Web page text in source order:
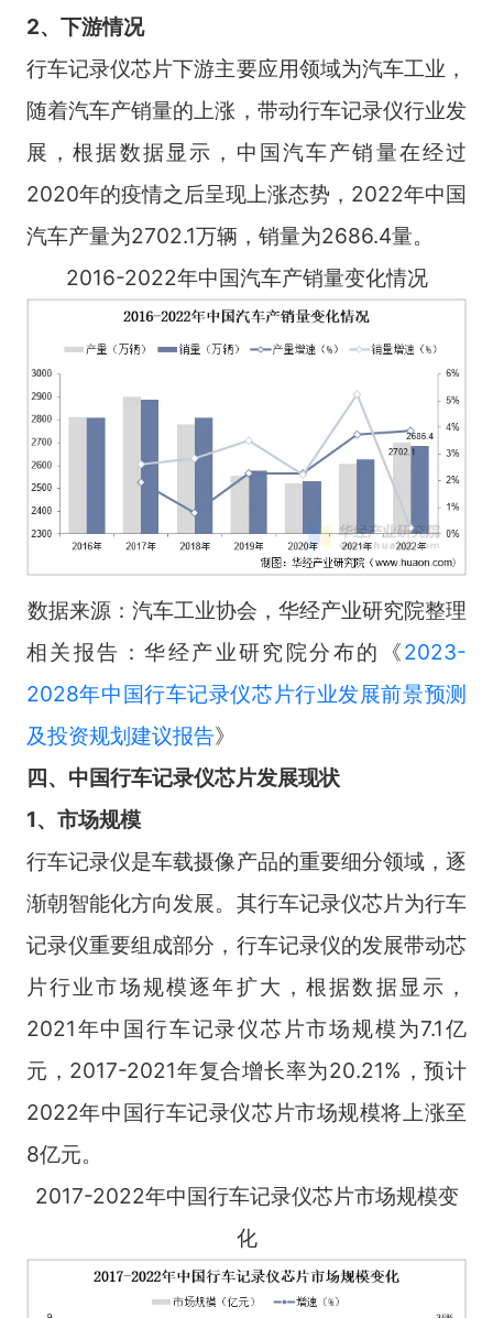
2、下游情况
行车记录仪芯片下游主要应用领域为汽车工业，
随着汽车产销量的上涨，带动行车记录仪行业发
展，根据数据显示，中国汽车产销量在经过
2020年的疫情之后呈现上涨态势，2022年中国
汽车产量为2702.1万辆，销量为2686.4量。
2016-2022年中国汽车产销量变化情况
数据来源：汽车工业协会，华经产业研究院整理
相关报告：华经产业研究院分布的《2023-
2028年中国行车记录仪芯片行业发展前景预测
及投资规划建议报告》
四、中国行车记录仪芯片发展现状
1、市场规模
行车记录仪是车载摄像产品的重要细分领域，逐
渐朝智能化方向发展。其行车记录仪芯片为行车
记录仪重要组成部分，行车记录仪的发展带动芯
片行业市场规模逐年扩大，根据数据显示，
2021年中国行车记录仪芯片市场规模为7.1亿
元，2017-2021年复合增长率为20.21%，预计
2022年中国行车记录仪芯片市场规模将上涨至
8亿元。
2017-2022年中国行车记录仪芯片市场规模变
化